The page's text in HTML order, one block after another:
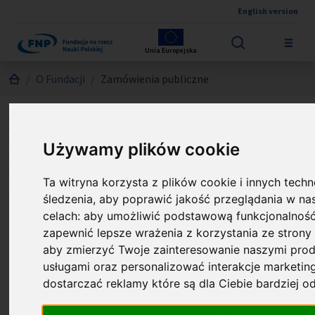
Używamy plików cookie
Ta witryna korzysta z plików cookie i innych
śledzenia, aby poprawić jakość przeglądania w
celach:aby umożliwić podstawową
zapewnić lepsze wrażenia z korzystania ze
aby zmierzyć Twoje zainteresowanie naszymi
usługami oraz personalizować interakcje
dostarczać reklamy które są dla Ciebie bardziej
English version
Unia Europejska
Jesteś tutaj:
O Fundacji Zamówienia publiczne
Zamówienia udzielane w ramach
projektów finansowanych z
Funduszy Strukturalnych UE
Zapytanie ofertowe nr 12/FENG/2026
na przygotowanie i przeprowadzenie
warsztatu szkoleniowego w języku
angielskim pt. „Presentation
Masterclass”
COM_CONTENT_PUBLISHED_DATE_ON
22.04.2026